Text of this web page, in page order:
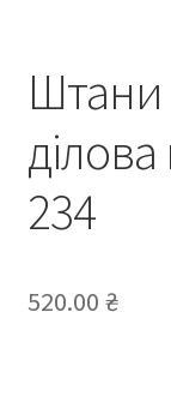
Штани
234
520.00 ₴